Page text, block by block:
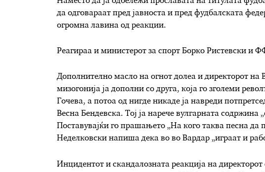
да одговараат пред јавноста и пред фудбалската
огромна лавина од реакции.
Реагираа и министерот за спорт Борко Ристевски и
Дополнително масло на огнот долеа и директорот
мизогонија ја дополни со друга, која го зголеми
Гочева, а потоа од нигде никаде ја навреди
Весна Бендевска. Тој ја нарече вулгарната содржина
Поставувајќи го прашањето „На кого таква песна да
Неделковски напиша дека во во Вардар „играат и
Инцидентот и скандалозната реакција на